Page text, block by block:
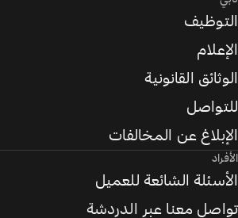
التوظيف
الإعلام
الوثائق القانونية
للتواصل
الإبلاغ عن المخالفات
الأفراد
الأسئلة الشائعة للعميل
تواصل معنا عبر الدردشة